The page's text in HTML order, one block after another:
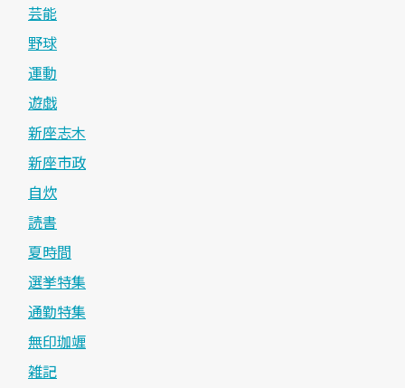
芸能
野球
運動
遊戯
新座志木
新座市政
自炊
読書
夏時間
選挙特集
通勤特集
無印珈竰
雑記